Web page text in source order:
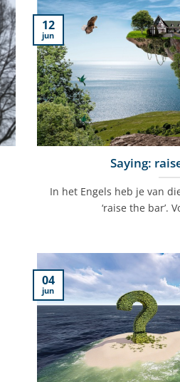
Saying:
In het Engels heb je van
‘raise the bar’.
12
jun
04
jun